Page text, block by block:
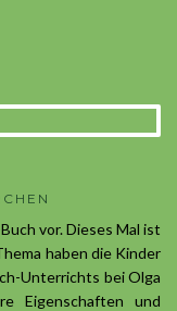
vor. Dieses Mal ist
haben die Kinder
Unterrichts bei Olga
Eigenschaften und